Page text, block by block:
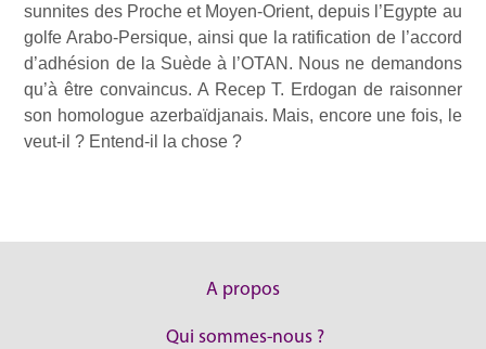
sunnites des Proche et Moyen-Orient, depuis l’Egypte au
golfe Arabo-Persique, ainsi que la ratification de l’accord
d’adhésion de la Suède à l’OTAN. Nous ne demandons
qu’à être convaincus. A Recep T. Erdogan de raisonner
son homologue azerbaïdjanais. Mais, encore une fois, le
veut-il ? Entend-il la chose ?
A propos
Qui sommes-nous ?